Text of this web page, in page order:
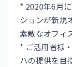
* 2020年6月
ションが新規
素敵なオフィ
* ご活用者様
ハの提供を目